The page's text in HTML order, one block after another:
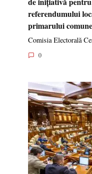
referendumului
primarului
Comisia Electorală
0